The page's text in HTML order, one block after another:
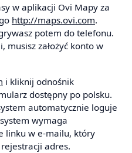
w aplikacji Ovi Mapy za
http://maps.ovi.com.
potem do telefonu.
musisz założyć konto w
i kliknij odnośnik
dostępny po polsku.
automatycznie loguje
wymaga
linku w e-mailu, który
adres.